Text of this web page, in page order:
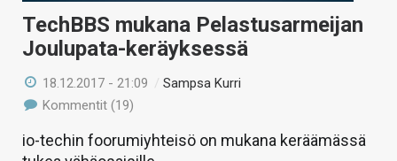
TechBBS mukana Pelastusarmeijan
Joulupata-keräyksessä
18.12.2017 - 21:09 /Sampsa Kurri
Kommentit (19)
io-techin foorumiyhteisö on mukana keräämässä